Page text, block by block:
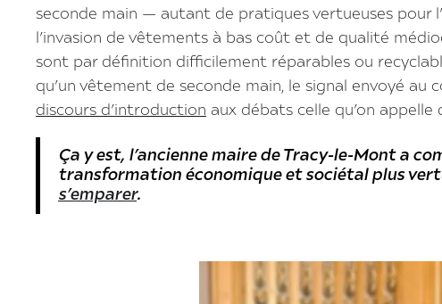
seconde main — autant de pratiques vertueuses pour
l’invasion de vêtements à bas coût et de qualité
sont par définition difficilement réparables ou
qu’un vêtement de seconde main, le signal envoyé
discours d’introduction aux débats celle qu’on
Ça y est, l’ancienne maire de Tracy-le-Mont a
transformation économique et sociétal plus
s’emparer.